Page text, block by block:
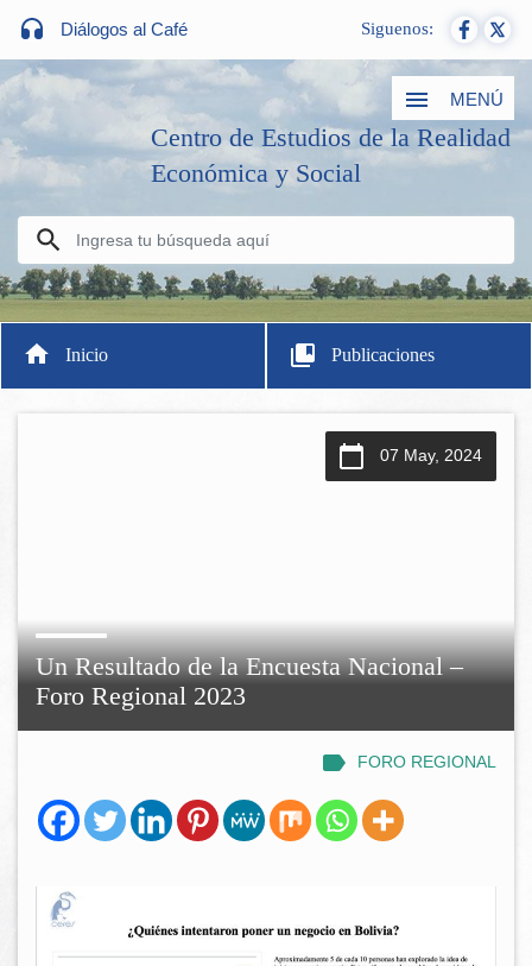
Diálogos al Café Siguenos:
MENÚ
Centro de Estudios de la Realidad
Económica y Social
Inicio Publicaciones
07 May, 2024
Un Resultado de la Encuesta Nacional –
Foro Regional 2023
FORO REGIONAL